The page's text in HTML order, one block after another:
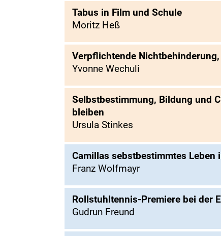
Tabus in Film und Schule
Moritz Heß
Verpflichtende
Yvonne Wechuli
Selbstbestimmung, Bildung und
bleiben
Ursula Stinkes
Camillas sebstbestimmtes Leben
Franz Wolfmayr
Rollstuhltennis-Premiere bei der
Gudrun Freund